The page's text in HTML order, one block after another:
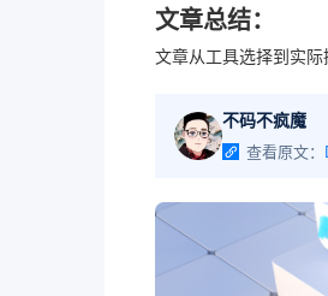
文章总结：
文章从工具选择到实
不码不疯魔
查看原文：